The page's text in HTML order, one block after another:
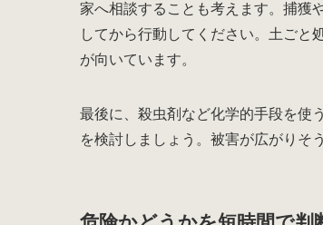
家へ相談することも考えます。捕獲
してから行動してください。土ごと
が向いています。
最後に、殺虫剤など化学的手段を使
を検討しましょう。被害が広がりそ